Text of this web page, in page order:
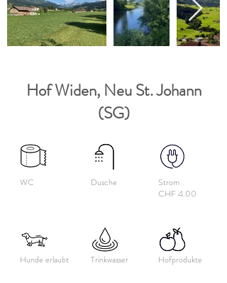
Hof Widen, Neu St. Johann
(SG)
WC
Hunde erlaubt
Strom
Dusche
CHF 4.00
Trinkwasser Hofprodukte